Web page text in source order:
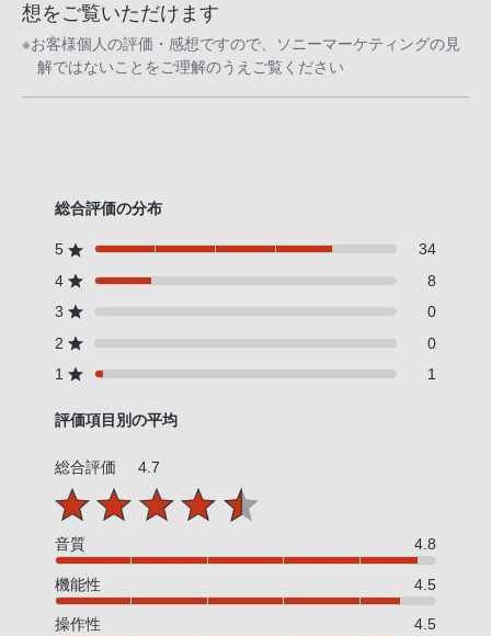
想をご覧いただけます
※お客様個人の評価・感想ですので、ソニーマーケティングの見
解ではないことをご理解のうえご覧ください
総合評価の分布
5
34
4
8
3
0
2
0
1
1
評価項目別の平均
総合評価 4.7
音質 4.8
機能性 4.5
操作性 4.5